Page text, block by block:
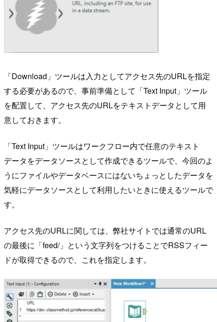
「Download」ツールは入力としてアクセス先のURLを指定
する必要があるので、事前準備として「Text Input」ツール
を配置して、アクセス先のURLをテキストデータとして用
意しておきます。
「Text Input」ツールはワークフロー内で任意のテキスト
データをデータソースとして作成できるツールで、今回のよ
うにファイルやデータベースにはないちょっとしたデータを
気軽にデータソースとして利用したいときに使えるツールで
す。
アクセス先のURLに関しては、弊社サイトでは通常のURL
の最後に「feed/」という文字列をつけることでRSSフィー
ドが取得できるので、これを指定します。